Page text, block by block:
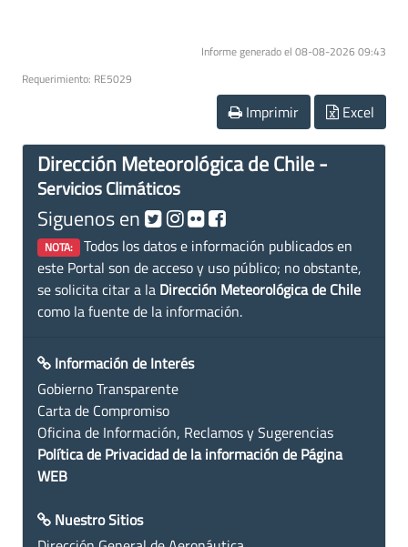
Informe generado el 08-08-2026 09:43
Requerimiento: RE5029
Imprimir Excel
Dirección Meteorológica de Chile -
Servicios Climáticos
Siguenos en
NOTA: Todos los datos e información publicados en
este Portal son de acceso y uso público; no obstante,
se solicita citar a la Dirección Meteorológica de Chile
como la fuente de la información.
Información de Interés
Gobierno Transparente
Carta de Compromiso
Oficina de Información, Reclamos y Sugerencias
Política de Privacidad de la información de Página
WEB
Nuestro Sitios